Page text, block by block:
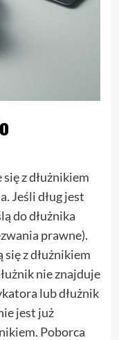
z dłużnikiem
Jeśli dług jest
do dłużnika
prawne).
z dłużnikiem
nie znajduje
lub dłużnik
jest już
Poborca